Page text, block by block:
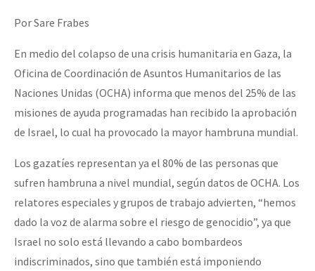
Por Sare Frabes
En medio del colapso de una crisis humanitaria en Gaza, la
Oficina de Coordinación de Asuntos Humanitarios de las
Naciones Unidas (OCHA) informa que menos del 25% de las
misiones de ayuda programadas han recibido la aprobación
de Israel, lo cual ha provocado la mayor hambruna mundial.
Los gazatíes representan ya el 80% de las personas que
sufren hambruna a nivel mundial, según datos de OCHA. Los
relatores especiales y grupos de trabajo advierten, “hemos
dado la voz de alarma sobre el riesgo de genocidio”, ya que
Israel no solo está llevando a cabo bombardeos
indiscriminados, sino que también está imponiendo